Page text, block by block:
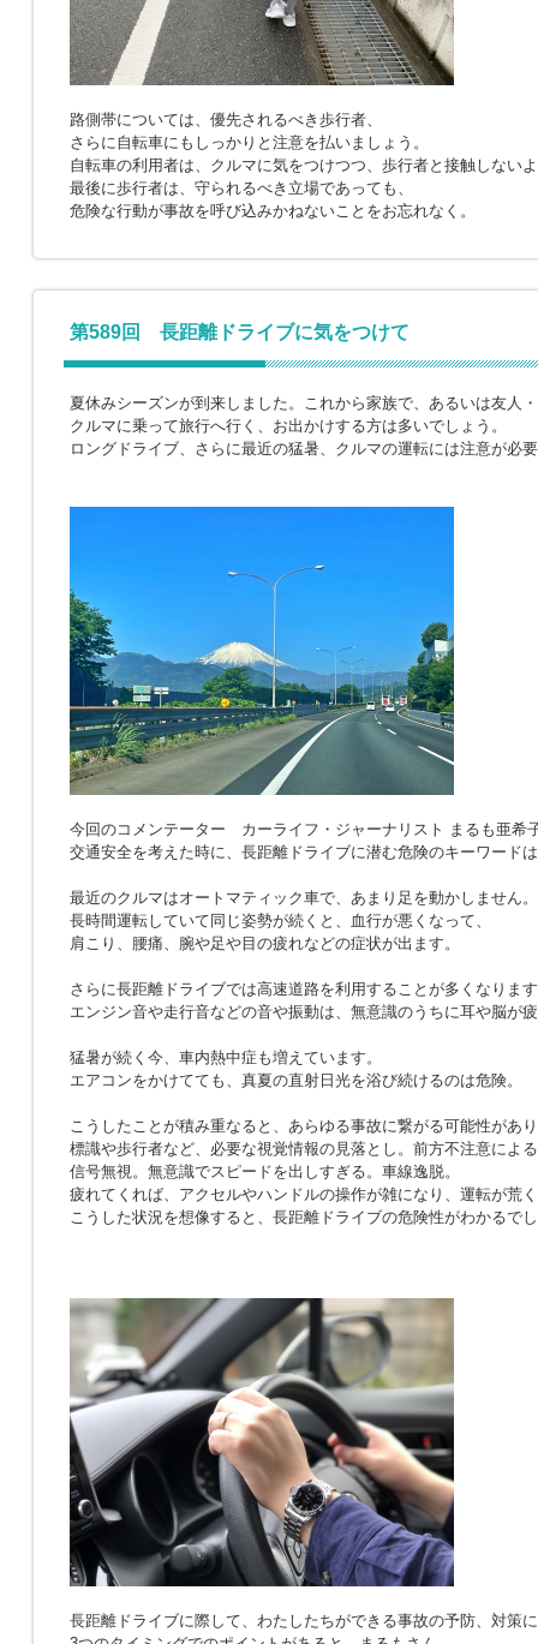
路側帯については、優先されるべき歩行者、
さらに自転車にもしっかりと注意を払いましょう。
自転車の利用者は、クルマに気をつけつつ、歩行者と接触しない
最後に歩行者は、守られるべき立場であっても、
危険な行動が事故を呼び込みかねないことをお忘れなく。
第589回 長距離ドライブに気をつけて
夏休みシーズンが到来しました。これから家族で、あるいは友人
クルマに乗って旅行へ行く、お出かけする方は多いでしょう。
ロングドライブ、さらに最近の猛暑、クルマの運転には注意が必
今回のコメンテーター カーライフ・ジャーナリスト まるも亜希
交通安全を考えた時に、長距離ドライブに潜む危険のキーワード
最近のクルマはオートマティック車で、あまり足を動かしません。
長時間運転していて同じ姿勢が続くと、血行が悪くなって、
肩こり、腰痛、腕や足や目の疲れなどの症状が出ます。
さらに長距離ドライブでは高速道路を利用することが多くなりま
エンジン音や走行音などの音や振動は、無意識のうちに耳や脳が
猛暑が続く今、車内熱中症も増えています。
エアコンをかけてても、真夏の直射日光を浴び続けるのは危険。
こうしたことが積み重なると、あらゆる事故に繋がる可能性があ
標識や歩行者など、必要な視覚情報の見落とし。前方不注意によ
信号無視。無意識でスピードを出しすぎる。車線逸脱。
疲れてくれば、アクセルやハンドルの操作が雑になり、運転が荒
こうした状況を想像すると、長距離ドライブの危険性がわかるで
長距離ドライブに際して、わたしたちができる事故の予防、対策